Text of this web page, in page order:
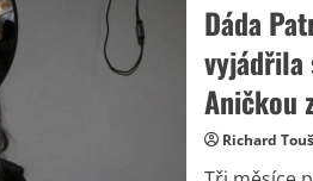
Felix
a
Dáda
Aničce
splnit
velké
Podle
Dáda
vyjádřila
Aničkou
Richard Touš